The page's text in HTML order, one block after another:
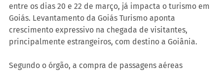
entre os dias 20 e 22 de março, já impacta o turismo em
Goiás. Levantamento da Goiás Turismo aponta
crescimento expressivo na chegada de visitantes,
principalmente estrangeiros, com destino a Goiânia.
Segundo o órgão, a compra de passagens aéreas